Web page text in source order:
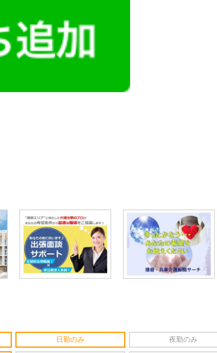
日勤のみ 夜勤のみ